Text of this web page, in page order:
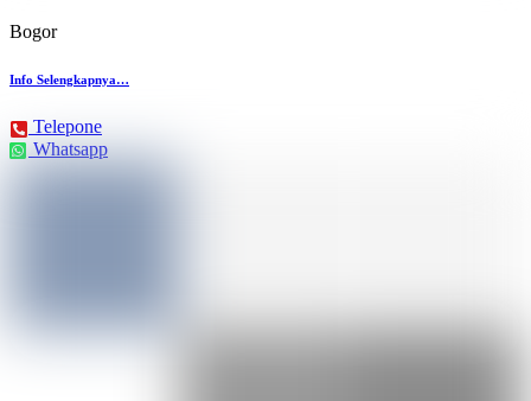
Bogor
Info Selengkapnya…
Telepone
Whatsapp